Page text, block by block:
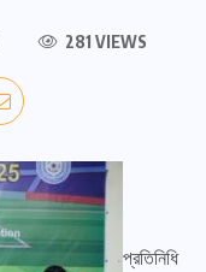
281 VIEWS
প্রতিনিধি